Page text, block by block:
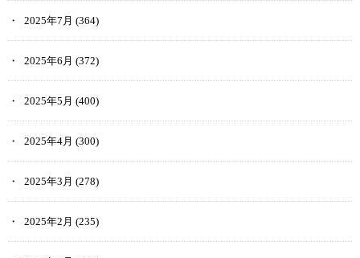
2025年7月 (364)
2025年6月 (372)
2025年5月 (400)
2025年4月 (300)
2025年3月 (278)
2025年2月 (235)